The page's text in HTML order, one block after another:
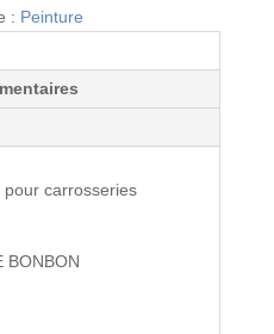
: Peinture
pour carrosseries
BONBON